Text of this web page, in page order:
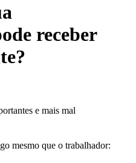
receber
e mais mal
mesmo que o trabalhador: